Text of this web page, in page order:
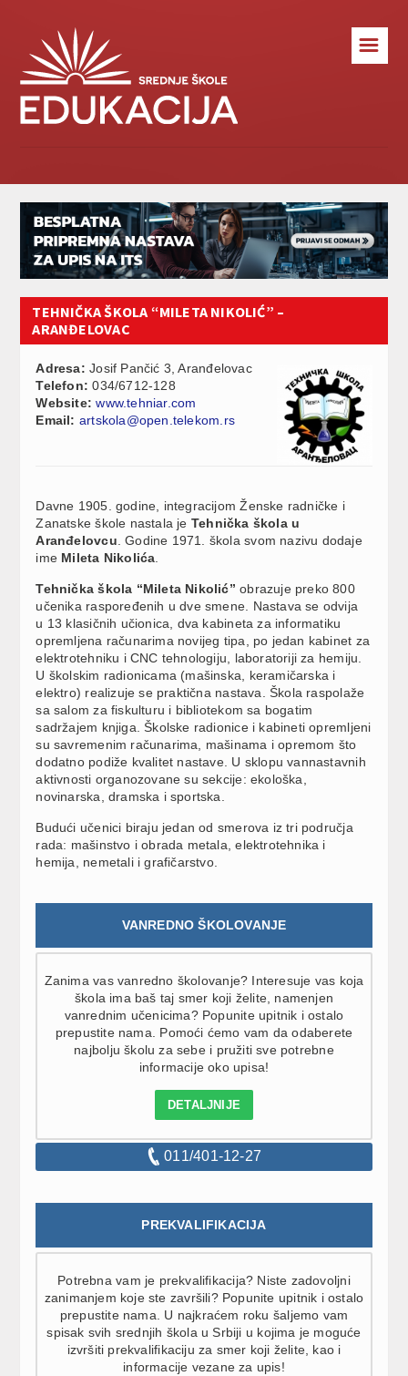
☰
TEHNIČKA ŠKOLA “MILETA NIKOLIĆ” –
ARANĐELOVAC
Adresa:Josif Pančić 3, Aranđelovac
Telefon: 034/6712-128
Website:www.tehniar.com
Email: artskola@open.telekom.rs
Davne 1905. godine, integracijom Ženske radničke i
Zanatske škole nastala je Tehnička škola u
Aranđelovcu . Godine 1971. škola svom nazivu dodaje
ime Mileta Nikolića
Tehnička škola “Mileta Nikolić” obrazuje preko 800
učenika raspoređenih u dve smene. Nastava se odvija
u 13 klasičnih učionica, dva kabineta za informatiku
opremljena računarima novijeg tipa, po jedan kabinet za
elektrotehniku i CNC tehnologiju, laboratoriji za hemiju.
U školskim radionicama (mašinska, keramičarska i
elektro) realizuje se praktična nastava. Škola raspolaže
sa salom za fiskulturu i bibliotekom sa bogatim
sadržajem knjiga. Školske radionice i kabineti opremljeni
su savremenim računarima, mašinama i opremom što
dodatno podiže kvalitet nastave. U sklopu vannastavnih
aktivnosti organozovane su sekcije: ekološka,
novinarska, dramska i sportska.
Budući učenici biraju jedan od smerova iz tri područja
rada: mašinstvo i obrada metala, elektrotehnika i
hemija, nemetali i grafičarstvo.
VANREDNO ŠKOLOVANJE
Zanima vas vanredno školovanje? Interesuje vas koja
škola ima baš taj smer koji želite, namenjen
vanrednim učenicima? Popunite upitnik i ostalo
prepustite nama. Pomoći ćemo vam da odaberete
najbolju školu za sebe i pružiti sve potrebne
informacije oko upisa!
DETALJNIJE
011/401-12-27
PREKVALIFIKACIJA
Potrebna vam je prekvalifikacija? Niste zadovoljni
zanimanjem koje ste završili? Popunite upitnik i ostalo
prepustite nama. U najkraćem roku šaljemo vam
spisak svih srednjih škola u Srbiji u kojima je moguće
izvršiti prekvalifikaciju za smer koji želite, kao i
informacije vezane za upis!